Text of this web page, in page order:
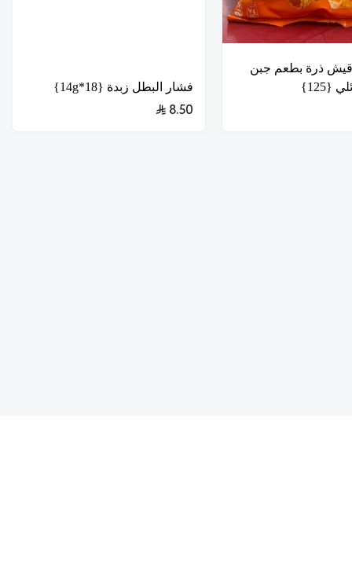
ذرة بطعم جبن
{125}
فشار البطل زبدة {18*14g}
8.50